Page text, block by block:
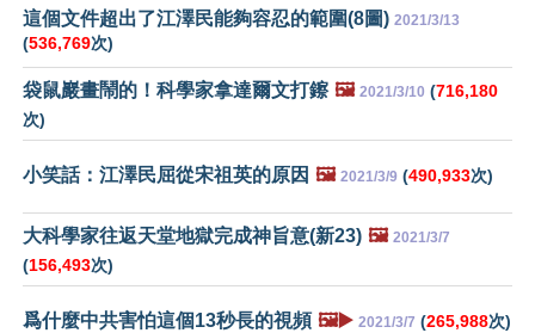
這個文件超出了江澤民能夠容忍的範圍(8圖) 2021/3/13
(536,769次)
袋鼠巖畫鬧的！科學家拿達爾文打鑔 🖼️ 2021/3/10 (716,180
次)
小笑話：江澤民屈從宋祖英的原因 🖼️ 2021/3/9 (490,933次)
大科學家往返天堂地獄完成神旨意(新23) 🖼️ 2021/3/7
(156,493次)
爲什麼中共害怕這個13秒長的視頻 🖼️▶️ 2021/3/7 (265,988次)